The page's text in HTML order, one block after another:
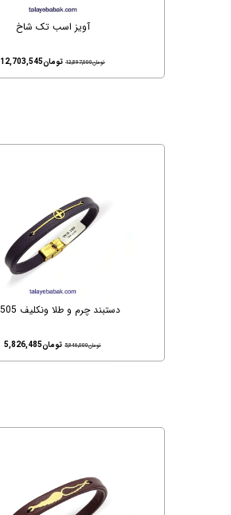
آویز اسب تک شاخ
تومان12,897,000 تومان12,703,545
دستبند چرم و طلا ونکلیف DM505
تومان5,946,000 تومان5,826,485